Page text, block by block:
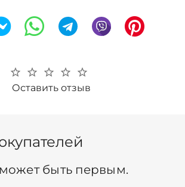
Оставить отзыв
быть первым.